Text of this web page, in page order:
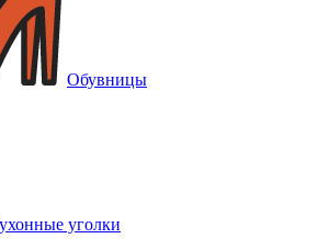
Обувницы
уголки